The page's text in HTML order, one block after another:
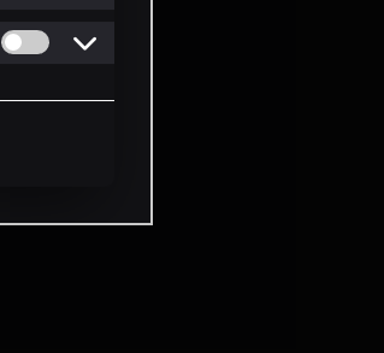
Permitir cookies de Personalizacion